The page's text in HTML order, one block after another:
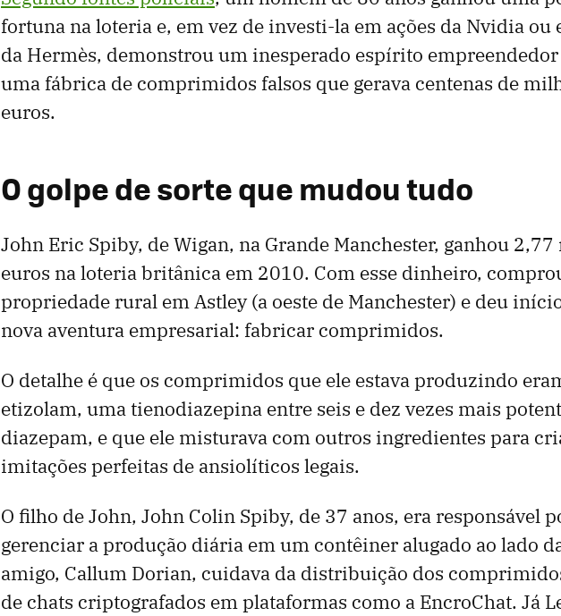
fortuna na loteria e, em vez de investi-la em ações da Nvidia ou
da Hermès, demonstrou um inesperado espírito
uma fábrica de comprimidos falsos que gerava centenas de
euros.
O golpe de sorte que mudou tudo
John Eric Spiby, de Wigan, na Grande Manchester, ganhou
euros na loteria britânica em 2010. Com esse dinheiro,
propriedade rural em Astley (a oeste de Manchester) e deu
nova aventura empresarial: fabricar comprimidos.
O detalhe é que os comprimidos que ele estava produzindo
etizolam, uma tienodiazepina entre seis e dez vezes mais
diazepam, e que ele misturava com outros ingredientes para
imitações perfeitas de ansiolíticos legais.
O filho de John, John Colin Spiby, de 37 anos, era responsável
gerenciar a produção diária em um contêiner alugado ao lado
amigo, Callum Dorian, cuidava da distribuição dos
de chats criptografados em plataformas como a EncroChat. Já